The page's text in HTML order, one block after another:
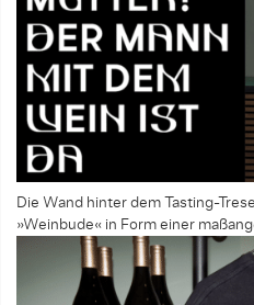
Die Wand hinter dem Tasting-
»Weinbude« in Form einer